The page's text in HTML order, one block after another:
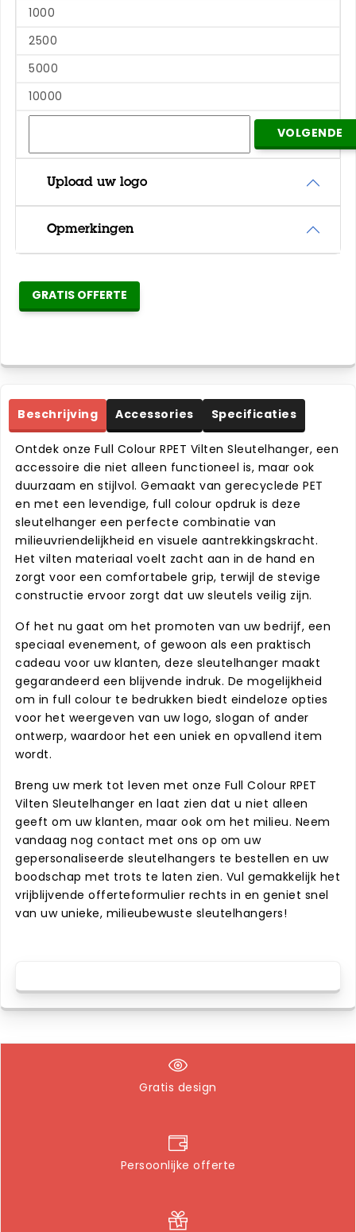
1000
2500
5000
10000
VOLGENDE
Upload uw logo
Opmerkingen
GRATIS OFFERTE
Beschrijving Accessories Specificaties
Ontdek onze Full Colour RPET Vilten Sleutelhanger, een
accessoire die niet alleen functioneel is, maar ook
duurzaam en stijlvol. Gemaakt van gerecyclede PET
en met een levendige, full colour opdruk is deze
sleutelhanger een perfecte combinatie van
milieuvriendelijkheid en visuele aantrekkingskracht.
Het vilten materiaal voelt zacht aan in de hand en
zorgt voor een comfortabele grip, terwijl de stevige
constructie ervoor zorgt dat uw sleutels veilig zijn.
Of het nu gaat om het promoten van uw bedrijf, een
speciaal evenement, of gewoon als een praktisch
cadeau voor uw klanten, deze sleutelhanger maakt
gegarandeerd een blijvende indruk. De mogelijkheid
om in full colour te bedrukken biedt eindeloze opties
voor het weergeven van uw logo, slogan of ander
ontwerp, waardoor het een uniek en opvallend item
wordt.
Breng uw merk tot leven met onze Full Colour RPET
Vilten Sleutelhanger en laat zien dat u niet alleen
geeft om uw klanten, maar ook om het milieu. Neem
vandaag nog contact met ons op om uw
gepersonaliseerde sleutelhangers te bestellen en uw
boodschap met trots te laten zien. Vul gemakkelijk het
vrijblijvende offerteformulier rechts in en geniet snel
van uw unieke, milieubewuste sleutelhangers!
Gratis design
Persoonlijke offerte